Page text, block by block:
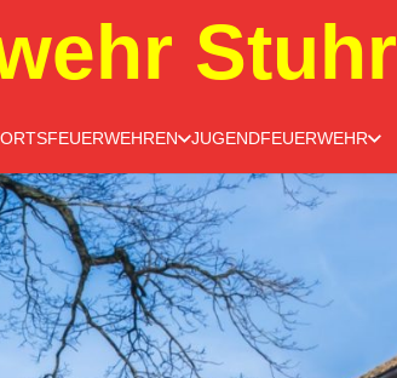
Stuhr
ORTSFEUERWEHREN JUGENDFEUERWEHR